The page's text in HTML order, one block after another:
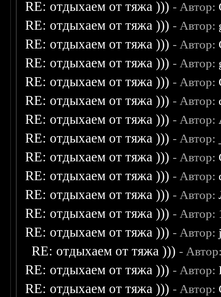
RE: отдыхаем от тяжа ))) - Автор:
RE: отдыхаем от тяжа ))) - Автор:
RE: отдыхаем от тяжа ))) - Автор:
RE: отдыхаем от тяжа ))) - Автор:
RE: отдыхаем от тяжа ))) - Автор:
RE: отдыхаем от тяжа ))) - Автор:
RE: отдыхаем от тяжа ))) - Автор:
RE: отдыхаем от тяжа ))) - Автор:
RE: отдыхаем от тяжа ))) - Автор:
RE: отдыхаем от тяжа ))) - Автор:
RE: отдыхаем от тяжа ))) - Автор:
RE: отдыхаем от тяжа ))) - Автор:
RE: отдыхаем от тяжа ))) - Автор:
RE: отдыхаем от тяжа ))) -
RE: отдыхаем от тяжа ))) - Автор:
RE: отдыхаем от тяжа ))) - Автор: